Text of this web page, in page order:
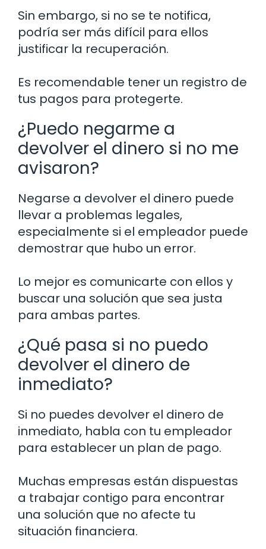
Sin embargo, si no se te notifica,
podría ser más difícil para ellos
justificar la recuperación.
Es recomendable tener un registro de
tus pagos para protegerte.
¿Puedo negarme a
devolver el dinero si no me
avisaron?
Negarse a devolver el dinero puede
llevar a problemas legales,
especialmente si el empleador puede
demostrar que hubo un error.
Lo mejor es comunicarte con ellos y
buscar una solución que sea justa
para ambas partes.
¿Qué pasa si no puedo
devolver el dinero de
inmediato?
Si no puedes devolver el dinero de
inmediato, habla con tu empleador
para establecer un plan de pago.
Muchas empresas están dispuestas
a trabajar contigo para encontrar
una solución que no afecte tu
situación financiera.